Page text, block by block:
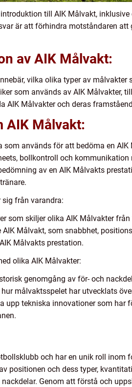
till AIK Målvakt,
är att förhindra motståndaren
av AIK Målvakt:
vilka olika typer av
som används av AIK Målvakter,
AIK Målvakter och deras
AIK Målvakt:
används för att bedöma en
bollkontroll och
av en AIK Målvakts
från varandra:
som skiljer olika AIK Målvakter
Målvakt, som snabbhet,
Målvakts prestation.
olika AIK Målvakter:
genomgång av för- och
målvaktsspelet har utvecklats
upp tekniska innovationer som har
och har en unik roll inom
positionen och dess typer,
Genom att förstå och